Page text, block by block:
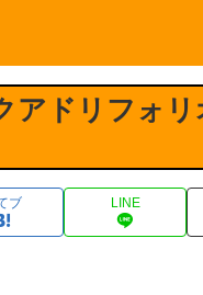
アドリフォリ
ブ LINE